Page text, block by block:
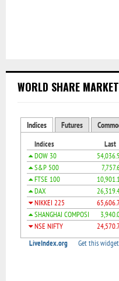
WORLD SHARE MARKET